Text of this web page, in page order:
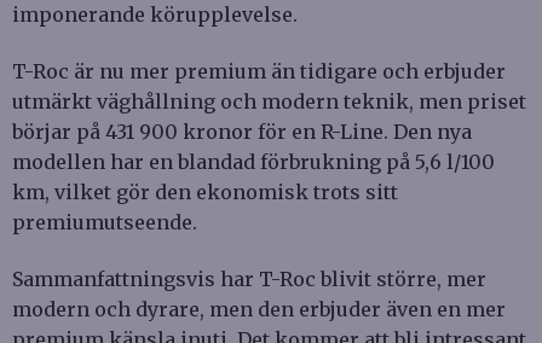
imponerande körupplevelse.
T-Roc är nu mer premium än tidigare och erbjuder
utmärkt väghållning och modern teknik, men priset
börjar på 431 900 kronor för en R-Line. Den nya
modellen har en blandad förbrukning på 5,6 l/100
km, vilket gör den ekonomisk trots sitt
premiumutseende.
Sammanfattningsvis har T-Roc blivit större, mer
modern och dyrare, men den erbjuder även en mer